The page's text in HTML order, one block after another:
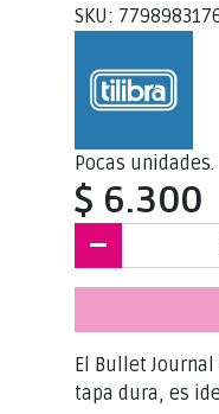
SKU:
Pocas unidades.
$ 6.300
El Bullet
tapa dura, es